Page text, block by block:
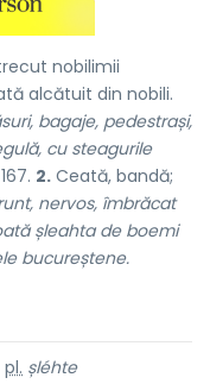
nobilimii
alcătuit din nobili.
bagaje, pedestrași,
cu steagurile
2. Ceată, bandă;
nervos, îmbrăcat
șleahta de boemi
bucureștene.
pl. șléhte